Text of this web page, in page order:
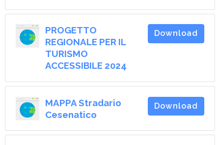
PROGETTO
REGIONALE PER IL
TURISMO
ACCESSIBILE 2024
Download
MAPPA Stradario
Cesenatico
Download